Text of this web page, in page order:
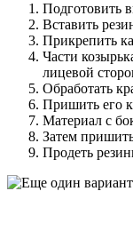
Подготовить
Вставить
Прикрепить
Части
лицевой
Обработать
Пришить его
Материал с
Затем
Продеть